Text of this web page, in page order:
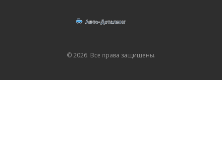
© 2026. Все права защищены.